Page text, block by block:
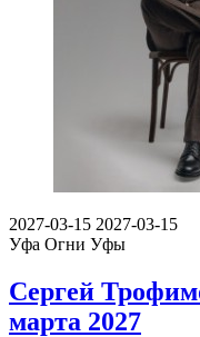
2027-03-15 2027-03-15
Уфа Огни Уфы
Сергей
марта 2027